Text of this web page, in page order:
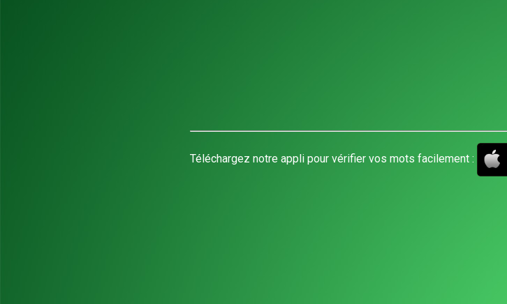
Téléchargez notre appli pour vérifier vos mots facilement :